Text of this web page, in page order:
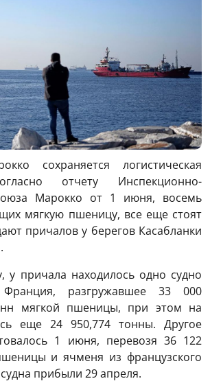
сохраняется логистическая
отчету Инспекционно-
Марокко от 1 июня, восемь
мягкую пшеницу, все еще стоят
причалов у берегов Касабланки
у причала находилось одно судно
разгружавшее 33 000
мягкой пшеницы, при этом на
еще 24 950,774 тонны. Другое
1 июня, перевозя 36 122
и ячменя из французского
прибыли 29 апреля.